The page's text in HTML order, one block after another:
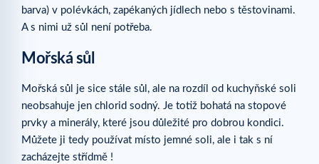
barva) v polévkách, zapékaných jídlech nebo s těstovinami.
A s nimi už sůl není potřeba.
Mořská sůl
Mořská sůl je sice stále sůl, ale na rozdíl od kuchyňské soli
neobsahuje jen chlorid sodný. Je totiž bohatá na stopové
prvky a minerály, které jsou důležité pro dobrou kondici.
Můžete ji tedy používat místo jemné soli, ale i tak s ní
zacházejte střídmě !